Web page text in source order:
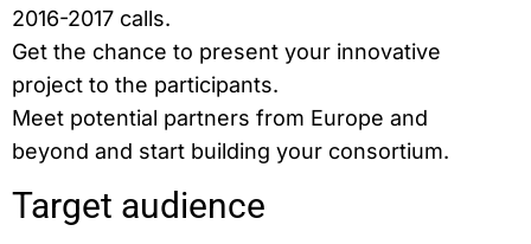
2016-2017 calls.
Get the chance to present your innovative
project to the participants.
Meet potential partners from Europe and
beyond and start building your consortium.
Target audience